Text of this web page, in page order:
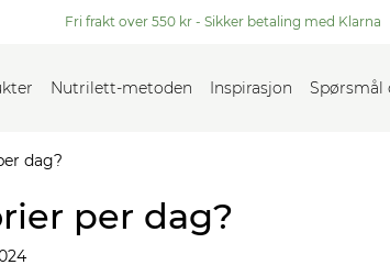
Fri frakt over 550 kr - Sikker betaling med Klarna
Nutrilett-metoden Inspirasjon Spørsmål
dag?
per dag?